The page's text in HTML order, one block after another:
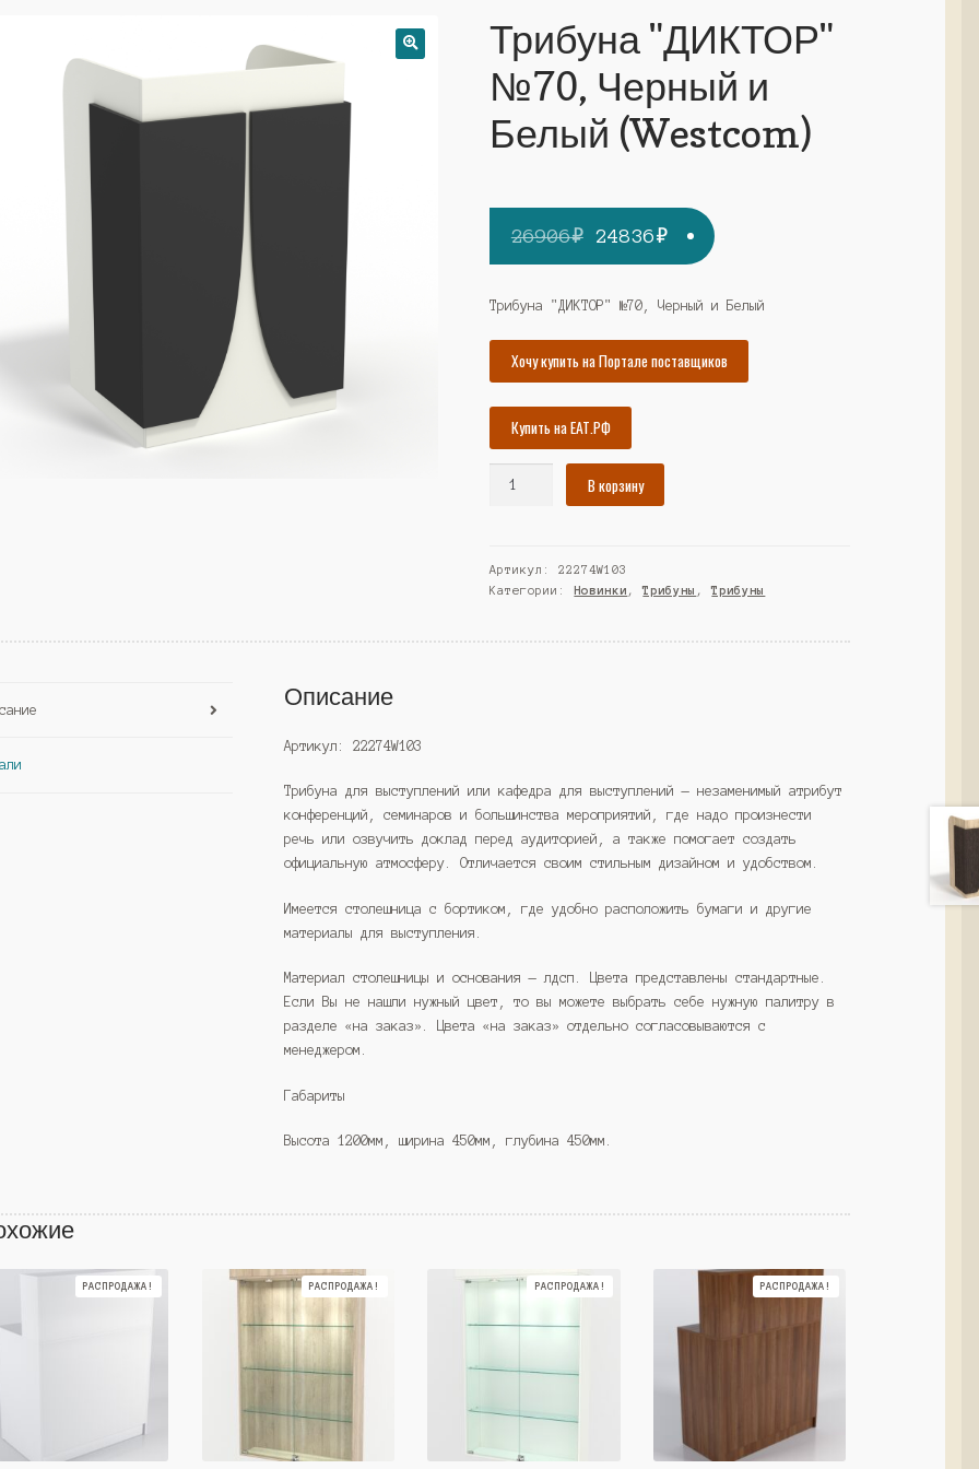
Трибуна "ДИКТОР"
№70, Черный и
Белый (Westcom)
26906₽ Первоначальная
цена
составляла
26906₽.
24836₽Текущая
цена:
24836₽.
Трибуна "ДИКТОР" №70, Черный и Белый
Хочу купить на Портале поставщиков
Купить на ЕАТ.РФ
№70,
Черный
Белый
В корзину
Артикул:22274W103
Категории:Новинки ,Трибуны ,Трибуны
Описание
Артикул: 22274W103
Трибуна для выступлений или кафедра для выступлений — незаменимый атрибут
конференций, семинаров и большинства мероприятий, где надо произнести
речь или озвучить доклад перед аудиторией, а также помогает создать
официальную атмосферу. Отличается своим стильным дизайном и удобством.
Имеется столешница с бортиком, где удобно расположить бумаги и другие
материалы для выступления.
Материал столешницы и основания — лдсп. Цвета представлены стандартные.
Если Вы не нашли нужный цвет, то вы можете выбрать себе нужную палитру в
разделе «на заказ». Цвета «на заказ» отдельно согласовываются с
менеджером.
Габариты
Высота 1200мм, ширина 450мм, глубина 450мм.
РАСПРОДАЖА! РАСПРОДАЖА! РАСПРОДАЖА! РАСПРОДАЖА!